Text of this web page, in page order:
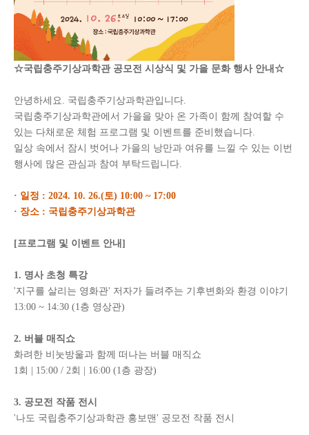
☆국립충주기상과학관 공모전 시상식 및 가을 문화 행사 안내☆
안녕하세요. 국립충주기상과학관입니다.
국립충주기상과학관에서 가을을 맞아 온 가족이 함께 참여할 수
있는 다채로운 체험 프로그램 및 이벤트를 준비했습니다.
일상 속에서 잠시 벗어나 가을의 낭만과 여유를 느낄 수 있는 이번
행사에 많은 관심과 참여 부탁드립니다.
· 일정 : 2024. 10. 26.(토) 10:00 ~ 17:00
· 장소 : 국립충주기상과학관
[프로그램 및 이벤트 안내]
1. 명사 초청 특강
'지구를 살리는 영화관' 저자가 들려주는 기후변화와 환경 이야기
13:00 ~ 14:30 (1층 영상관)
2. 버블 매직쇼
화려한 비눗방울과 함께 떠나는 버블 매직쇼
1회 | 15:00 / 2회 | 16:00 (1층 광장)
3. 공모전 작품 전시
'나도 국립충주기상과학관 홍보맨' 공모전 작품 전시